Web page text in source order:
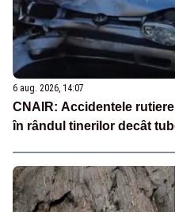
6 aug. 2026, 14:07
CNAIR: Accidentele
în rândul tinerilor decât